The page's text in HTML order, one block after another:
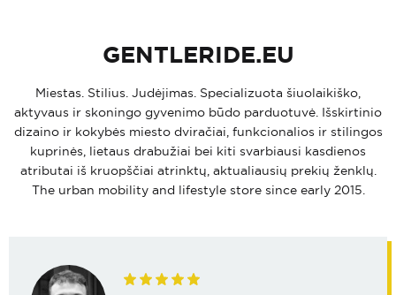
GENTLERIDE.EU
Miestas. Stilius. Judėjimas. Specializuota šiuolaikiško,
aktyvaus ir skoningo gyvenimo būdo parduotuvė. Išskirtinio
dizaino ir kokybės miesto dviračiai, funkcionalios ir stilingos
kuprinės, lietaus drabužiai bei kiti svarbiausi kasdienos
atributai iš kruopščiai atrinktų, aktualiausių prekių ženklų.
The urban mobility and lifestyle store since early 2015.